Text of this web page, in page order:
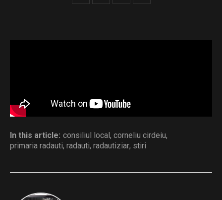
In this article: consiliul local , corneliu cirdeiu,
primaria radauti, radauti, radautiziar, stiri